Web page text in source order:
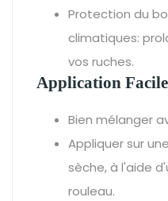
Protection du
climatiques:
vos ruches.
Application
Bien mélanger
Appliquer sur
sèche, à l'aide
rouleau.